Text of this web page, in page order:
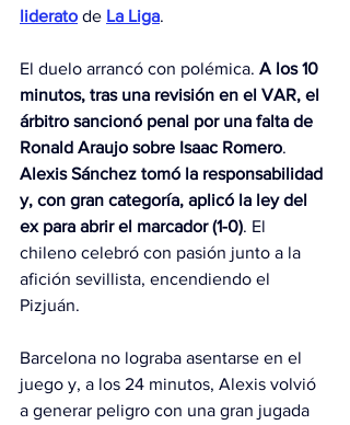
liderato de La Liga.
El duelo arrancó con polémica. A los 10
minutos, tras una revisión en el VAR, el
árbitro sancionó penal por una falta de
Ronald Araujo sobre Isaac Romero.
Alexis Sánchez tomó la responsabilidad
y, con gran categoría, aplicó la ley del
ex para abrir el marcador (1-0). El
chileno celebró con pasión junto a la
afición sevillista, encendiendo el
Pizjuán.
Barcelona no lograba asentarse en el
juego y, a los 24 minutos, Alexis volvió
a generar peligro con una gran jugada